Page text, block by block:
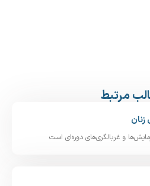
مرتبط
و غربالگری‌های دوره‌ای است